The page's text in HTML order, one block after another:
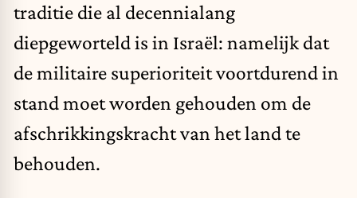
traditie die al decennialang
diepgeworteld is in Israël: namelijk dat
de militaire superioriteit voortdurend in
stand moet worden gehouden om de
afschrikkingskracht van het land te
behouden.